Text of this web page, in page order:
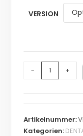
VERSION
- +
Artikelnummer:
Kategorien: